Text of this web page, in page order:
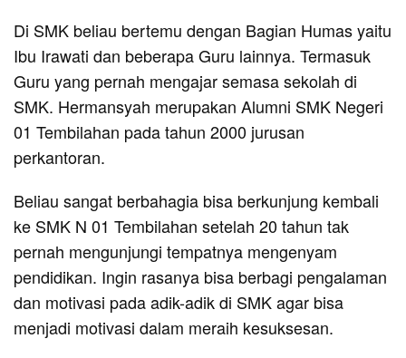
Di SMK beliau bertemu dengan Bagian Humas yaitu
Ibu Irawati dan beberapa Guru lainnya. Termasuk
Guru yang pernah mengajar semasa sekolah di
SMK. Hermansyah merupakan Alumni SMK Negeri
01 Tembilahan pada tahun 2000 jurusan
perkantoran.
Beliau sangat berbahagia bisa berkunjung kembali
ke SMK N 01 Tembilahan setelah 20 tahun tak
pernah mengunjungi tempatnya mengenyam
pendidikan. Ingin rasanya bisa berbagi pengalaman
dan motivasi pada adik-adik di SMK agar bisa
menjadi motivasi dalam meraih kesuksesan.